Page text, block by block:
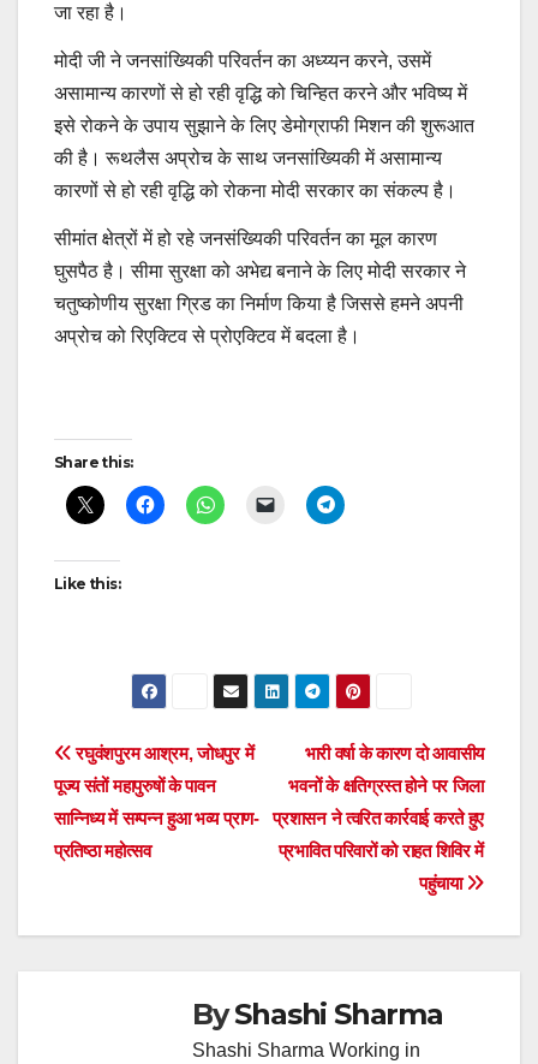
जा रहा है।
मोदी जी ने जनसांख्यिकी परिवर्तन का अध्य्यन करने, उसमें
असामान्य कारणों से हो रही वृद्धि को चिन्हित करने और भविष्य में
इसे रोकने के उपाय सुझाने के लिए डेमोग्राफी मिशन की शुरूआत
की है। रूथलैस अप्रोच के साथ जनसांख्यिकी में असामान्य
कारणों से हो रही वृद्धि को रोकना मोदी सरकार का संकल्प है।
सीमांत क्षेत्रों में हो रहे जनसंख्यिकी परिवर्तन का मूल कारण
घुसपैठ है। सीमा सुरक्षा को अभेद्य बनाने के लिए मोदी सरकार ने
चतुष्कोणीय सुरक्षा ग्रिड का निर्माण किया है जिससे हमने अपनी
अप्रोच को रिएक्टिव से प्रोएक्टिव में बदला है।
Post
navigation
Share this:
Like this:
Post
navigation
भारी वर्षा के कारण दो आवासीय
भवनों के क्षतिग्रस्त होने पर जिला
प्रशासन ने त्वरित कार्रवाई करते हुए
प्रभावित परिवारों को राहत शिविर में
पहुंचाया
रघुवंशपुरम आश्रम, जोधपुर में
पूज्य संतों महापुरुषों के पावन
सान्निध्य में सम्पन्न हुआ भव्य प्राण-
प्रतिष्ठा महोत्सव
ByShashi Sharma
Shashi Sharma Working in